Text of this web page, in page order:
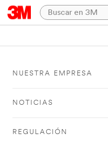
NUESTRA EMPRESA
NOTICIAS
REGULACIÓN